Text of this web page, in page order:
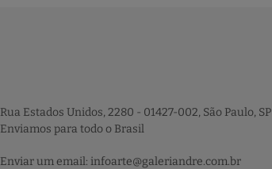
Rua Estados Unidos, 2280 - 01427-002, São Paulo, SP
Enviamos para todo o Brasil
Enviar um email: infoarte@galeriandre.com.br